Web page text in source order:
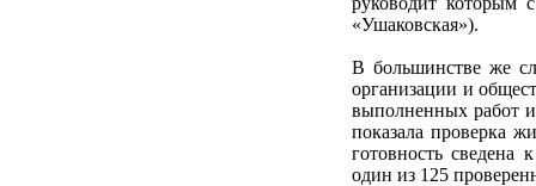
«Ушаковская»).
В большинстве же
организации и
выполненных работ
показала проверка
готовность сведена
один из 125